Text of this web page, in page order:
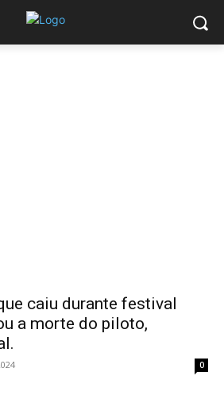
caiu durante festival
a morte do piloto,
0